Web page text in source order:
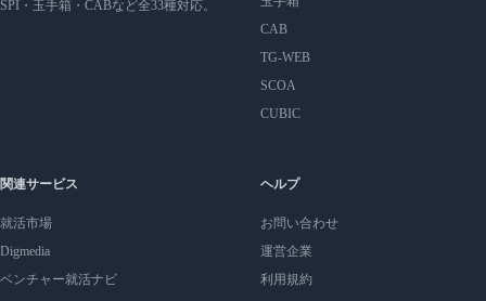
SPI・玉手箱・CABなど全33種対応。
CAB
TG-WEB
SCOA
CUBIC
関連サービス
就活市場
Digmedia
ベンチャー就活ナビ
ヘルプ
お問い合わせ
運営企業
利用規約